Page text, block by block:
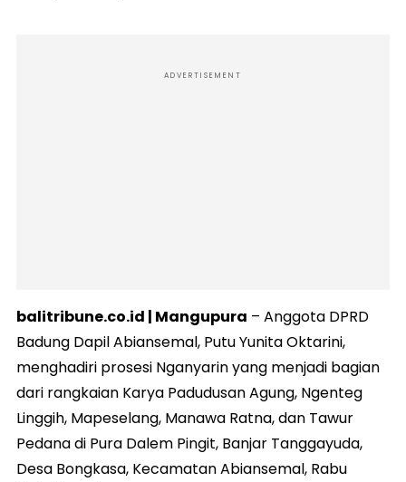
ADVERTISEMENT
balitribune.co.id | Mangupura – Anggota DPRD
Badung Dapil Abiansemal, Putu Yunita Oktarini,
menghadiri prosesi Nganyarin yang menjadi bagian
dari rangkaian Karya Padudusan Agung, Ngenteg
Linggih, Mapeselang, Manawa Ratna, dan Tawur
Pedana di Pura Dalem Pingit, Banjar Tanggayuda,
Desa Bongkasa, Kecamatan Abiansemal, Rabu